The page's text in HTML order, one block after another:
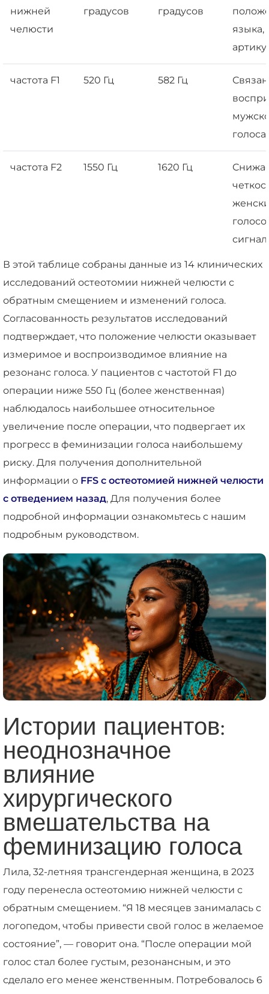
нижней
челюсти
градусов
градусов
языка,
частота F1 520 Гц 582 Гц
голоса.
частота F2 1550 Гц 1620 Гц
В этой таблице собраны данные из 14 клинических
исследований остеотомии нижней челюсти с
обратным смещением и изменений голоса.
Согласованность результатов исследований
подтверждает, что положение челюсти оказывает
измеримое и воспроизводимое влияние на
резонанс голоса. У пациентов с частотой F1 до
операции ниже 550 Гц (более женственная)
наблюдалось наибольшее относительное
увеличение после операции, что подвергает их
прогресс в феминизации голоса наибольшему
риску. Для получения дополнительной
информации о FFS с остеотомией нижней челюсти
с отведением назад, Для получения более
подробной информации ознакомьтесь с нашим
подробным руководством.
Истории пациентов:
неоднозначное
влияние
хирургического
вмешательства на
феминизацию голоса
Лила, 32-летняя трансгендерная женщина, в 2023
году перенесла остеотомию нижней челюсти с
обратным смещением. “Я 18 месяцев занималась с
логопедом, чтобы привести свой голос в желаемое
состояние”, — говорит она. “После операции мой
голос стал более густым, резонансным, и это
сделало его менее женственным. Потребовалось 6